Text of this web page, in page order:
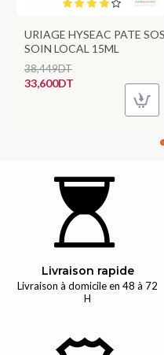
URIAGE HYSEAC PATE SOS
SOIN LOCAL 15ML
33,600DT
38,449DT
Livraison rapide
Livraison à domicile en 48 à 72
H